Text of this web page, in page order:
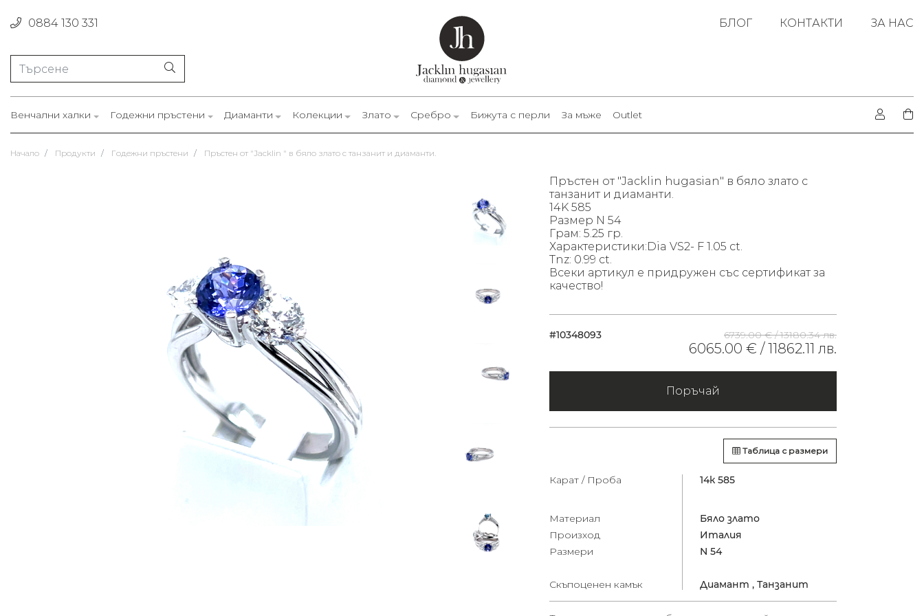
0884 130 331 БЛОГ КОНТАКТИ ЗА НАС
Венчални халки Годежни пръстени Диаманти Колекции Злато Сребро Бижута с перли За мъже Outlet
Начало Продукти Годежни пръстени Пръстен от "Jacklin " в бяло злато с танзанит и диаманти.
Пръстен от "Jacklin hugasian" в бяло злато с
танзанит и диаманти.
14K 585
Размер N 54
Грам: 5.25 гр.
Характеристики:Dia VS2- F 1.05 ct.
Tnz: 0.99 ct.
Всеки артикул е придружен със сертификат за
качество!
#10348093 6739.00 € /13180.34 лв.
6065.00 € /11862.11 лв.
Поръчай
Таблица с размери
Карат / Проба 14к 585
Материал
Бяло злато
Произход
Италия
Размери
N 54
Скъпоценен камък Диамант , Танзанит